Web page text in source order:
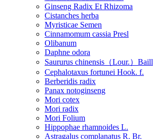
Ginseng Radix Et Rhizoma
Cistanches herba
Myristicae Semen
Cinnamomum cassia Presl
Olibanum
Daphne odora
Saururus chinensis（Lour.）Baill
Cephalotaxus fortunei Hook. f.
Berberidis radix
Panax notoginseng
Mori cotex
Mori radix
Mori Folium
Hippophae rhamnoides L.
Astragalus complanatus R. Br.